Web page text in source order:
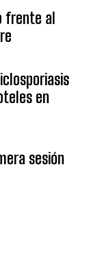
frente al
en
sesión